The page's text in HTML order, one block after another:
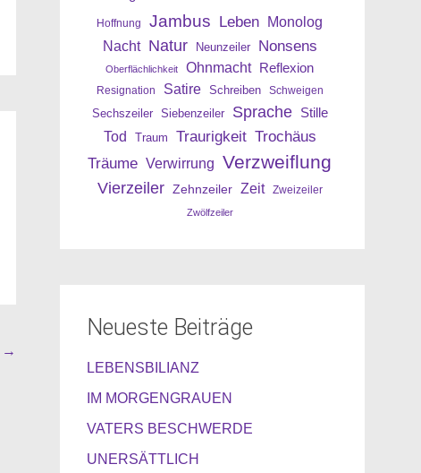
→
Hoffnung Jambus Leben Monolog
Nacht Natur Neunzeiler Nonsens
Oberflächlichkeit Ohnmacht Reflexion
Resignation Satire Schreiben Schweigen
Sechszeiler Siebenzeiler Sprache Stille
Tod Traum Traurigkeit Trochäus
Träume Verwirrung Verzweiflung
Vierzeiler Zehnzeiler Zeit Zweizeiler
Zwölfzeiler
Neueste Beiträge
LEBENSBILIANZ
IM MORGENGRAUEN
VATERS BESCHWERDE
UNERSÄTTLICH